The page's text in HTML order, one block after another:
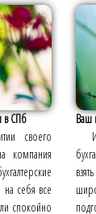
в СПб
своего
компания
на себя все
спокойно
Ваш